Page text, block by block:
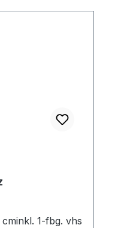
1-fbg. vhs